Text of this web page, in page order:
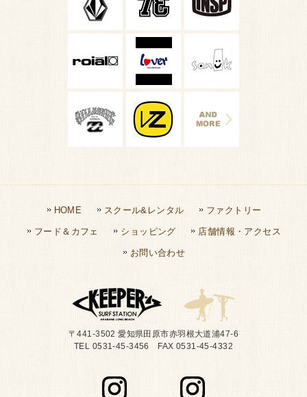
HOME スクール&レンタル ファクトリー
フード＆カフェ ショッピング 店舗情報・アクセス
お問い合わせ
〒441-3502 愛知県田原市赤羽根大道浦47-6
TEL 0531-45-3456 FAX 0531-45-4332